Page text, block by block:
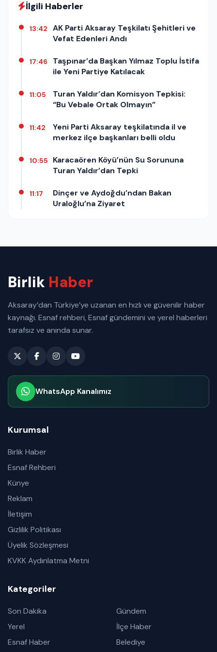
İlgili Haberler
13:42
AK Parti Aksaray Teşkilatı Şehitleri ve
Vefat Edenleri Andı
17:46
Taşpınar’da Başkan Yılmaz Toplu İstifa
ile Yeni Partiye Katılacak
11:05
Turan Yaldır’dan Komisyon Tepkisi:
“Bu Vebale Ortak Olmayın”
11:42
Yeni Parti Aksaray teşkilatında il ve
merkez ilçe başkanları belli oldu
10:55
Karacaören Köyü’nün Su Sorununa
Turan Yaldır’dan Tepki
11:17
Dinçer ve Aydoğdu’ndan Bakan
Uraloğlu’na Ziyaret
Birlik Haber
Aksaray’dan Türkiye’ye uzanan en hızlı ve güvenilir haber
kaynağı. Esnaf rehberi, Esnaf gündemini ve yerel haberleri
tarafsız ve anında sunar.
WhatsApp Kanalımız
Kurumsal
Birlik Haber
Esnaf Rehberi
Künye
Reklam
İletişim
Gizlilik Politikası
Üyelik Sözleşmesi
KVKK Aydınlatma Metni
Kategoriler
Son Dakika
Gündem
Yerel
İlçe Haber
Esnaf Haber
Belediye